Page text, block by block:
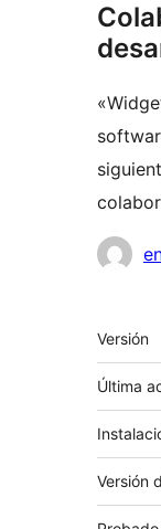
Meta
Versión
Última
Versión